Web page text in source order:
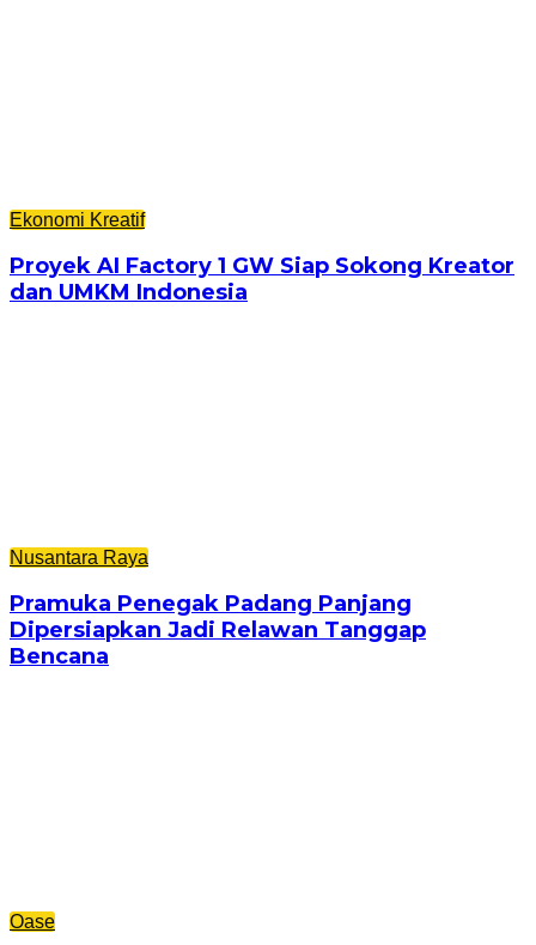
Ekonomi Kreatif
Proyek AI Factory 1 GW Siap Sokong Kreator
dan UMKM Indonesia
Nusantara Raya
Pramuka Penegak Padang Panjang
Dipersiapkan Jadi Relawan Tanggap
Bencana
Oase